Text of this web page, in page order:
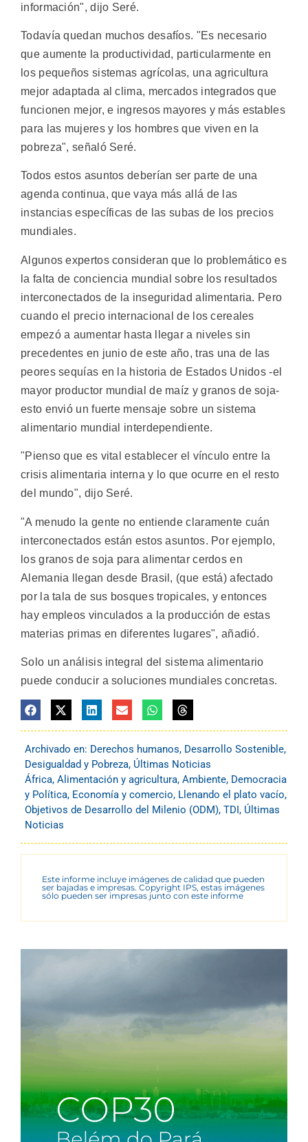
información", dijo Seré.
Todavía quedan muchos desafíos. "Es necesario
que aumente la productividad, particularmente en
los pequeños sistemas agrícolas, una agricultura
mejor adaptada al clima, mercados integrados que
funcionen mejor, e ingresos mayores y más estables
para las mujeres y los hombres que viven en la
pobreza", señaló Seré.
Todos estos asuntos deberían ser parte de una
agenda continua, que vaya más allá de las
instancias específicas de las subas de los precios
mundiales.
Algunos expertos consideran que lo problemático es
la falta de conciencia mundial sobre los resultados
interconectados de la inseguridad alimentaria. Pero
cuando el precio internacional de los cereales
empezó a aumentar hasta llegar a niveles sin
precedentes en junio de este año, tras una de las
peores sequías en la historia de Estados Unidos -el
mayor productor mundial de maíz y granos de soja-
esto envió un fuerte mensaje sobre un sistema
alimentario mundial interdependiente.
"Pienso que es vital establecer el vínculo entre la
crisis alimentaria interna y lo que ocurre en el resto
del mundo", dijo Seré.
"A menudo la gente no entiende claramente cuán
interconectados están estos asuntos. Por ejemplo,
los granos de soja para alimentar cerdos en
Alemania llegan desde Brasil, (que está) afectado
por la tala de sus bosques tropicales, y entonces
hay empleos vinculados a la producción de estas
materias primas en diferentes lugares", añadió.
Solo un análisis integral del sistema alimentario
puede conducir a soluciones mundiales concretas.
Archivado en: Derechos humanos, Desarrollo Sostenible,
Desigualdad y Pobreza, Últimas Noticias
África, Alimentación y agricultura, Ambiente, Democracia
y Política, Economía y comercio, Llenando el plato vacío,
Objetivos de Desarrollo del Milenio (ODM), TDI, Últimas
Noticias
Este informe incluye imágenes de calidad que pueden
ser bajadas e impresas. Copyright IPS, estas imágenes
sólo pueden ser impresas junto con este informe